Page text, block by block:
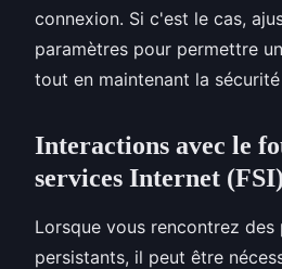
connexion. Si c'est le cas,
paramètres pour permettre
tout en maintenant la
Interactions avec le
services Internet (FSI)
Lorsque vous rencontrez des
persistants, il peut être